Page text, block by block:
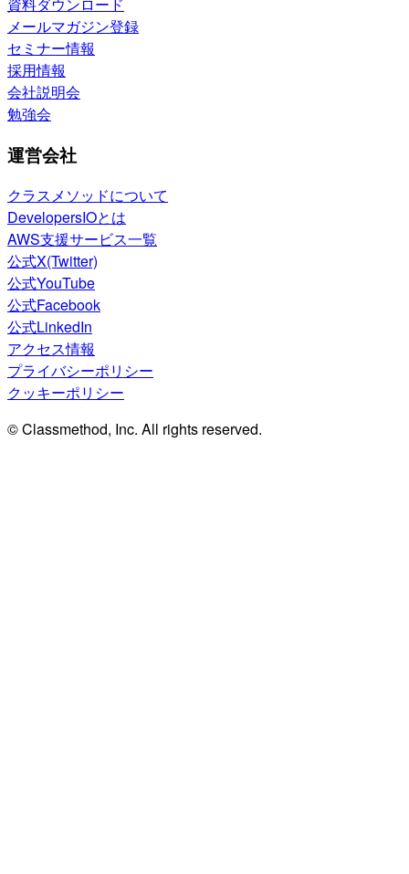
メールマガジン登録
セミナー情報
採用情報
会社説明会
勉強会
運営会社
クラスメソッドについて
DevelopersIOとは
AWS支援サービス一覧
公式X(Twitter)
公式YouTube
公式Facebook
公式LinkedIn
アクセス情報
プライバシーポリシー
クッキーポリシー
© Classmethod, Inc. All rights reserved.